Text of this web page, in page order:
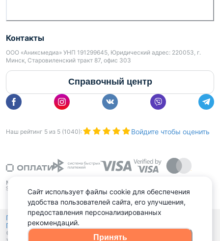
Контакты
ООО «Аниксмедиа» УНП 191299645, Юридический адрес: 220053, г.
Минск, Старовиленский тракт 87, офис 303
Справочный центр
Наш рейтинг 5 из 5 (1040): Войдите чтобы оценить
Политика конфиденциальности,
Политика обработки файлов куки
© 2015 - 2026, Domovita.by. Копирование материалов допускается
Сайт использует файлы cookie для обеспечения
удобства пользователей сайта, его улучшения,
предоставления персонализированных
рекомендаций.
Принять